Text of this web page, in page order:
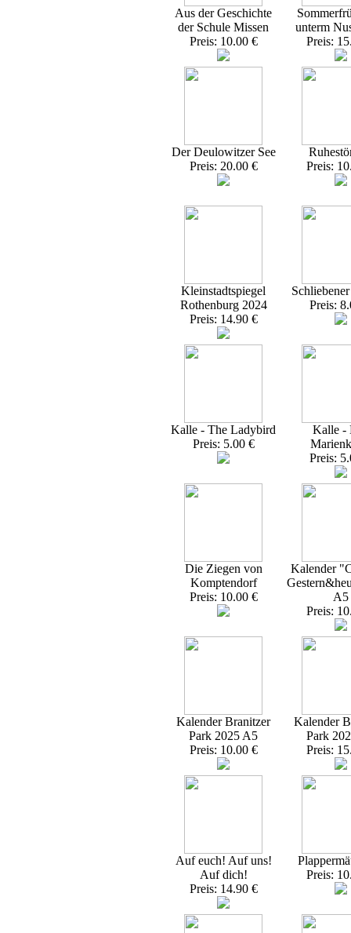
Aus der Geschichte
der Schule Missen
Preis: 10.00 €
unterm
Preis:
Der Deulowitzer See
Preis: 20.00 €
Preis:
Kleinstadtspiegel
Rothenburg 2024
Preis: 14.90 €
Preis:
Kalle - The Ladybird
Preis: 5.00 €
Kalle -
Preis:
Die Ziegen von
Komptendorf
Preis: 10.00 €
Kalender
A5
Preis:
Kalender Branitzer
Park 2025 A5
Preis: 10.00 €
Kalender
Park
Preis:
Auf euch! Auf uns!
Auf dich!
Preis: 14.90 €
Preis: